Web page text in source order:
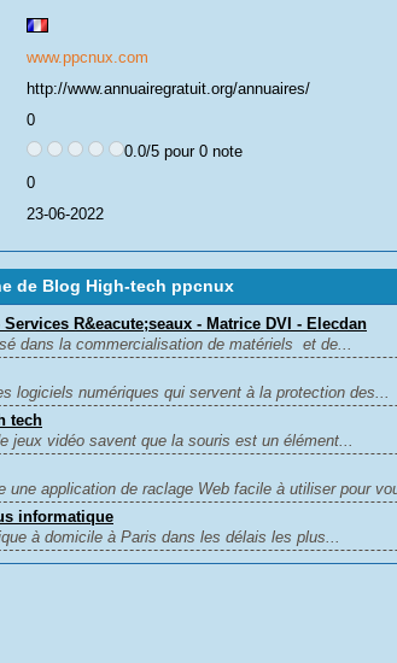
www.ppcnux.com
http://www.annuairegratuit.org/annuaires/
0
0.0/5 pour 0 note
0
23-06-2022
de Blog High-tech ppcnux
R&eacute;seaux - Matrice DVI - Elecdan
dans la commercialisation de matériels et de...
logiciels numériques qui servent à la protection des...
tech
jeux vidéo savent que la souris est un élément...
une application de raclage Web facile à utiliser pour
informatique
à domicile à Paris dans les délais les plus...